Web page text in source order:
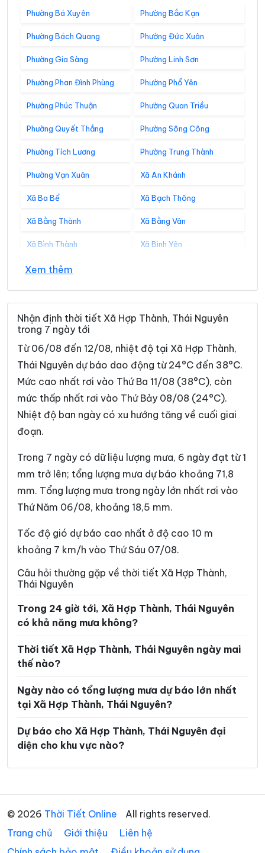
Phường Bá Xuyên Phường Bắc Kạn
Phường Bách Quang Phường Đức Xuân
Phường Gia Sàng Phường Linh Sơn
Phường Phan Đình Phùng Phường Phổ Yên
Phường Phúc Thuận Phường Quan Triều
Phường Quyết Thắng Phường Sông Công
Phường Tích Lương Phường Trung Thành
Phường Vạn Xuân Xã An Khánh
Xã Ba Bể Xã Bạch Thông
Xã Bằng Thành Xã Bằng Vân
Xã Bình Thành Xã Bình Yên
Xã Cẩm Giàng
Xã Chợ Đồn Xã Chợ Mới
Xã Chợ Rã Xã Côn Minh
Xã Cường Lợi
Xã Đại Từ Xã Dân Tiến
Xã Điềm Thụy Xã Định Hóa
Xã Đồng Hỷ Xã Đồng Phúc
Xã Đức Lương
Xã Kha Sơn Xã Kim Phượng
Xã La Bằng Xã La Hiên
Xã Lam Vỹ Xã Nà Phặc
Xã Nam Hòa Xã Ngân Sơn
Xã Nghĩa Tá Xã Nghiên Loan
Xã Nghinh Tường
Xã Phú Bình Xã Phú Đình
Xã Phú Lạc Xã Phú Lương
Xã Phú Thịnh
Xã Phượng Tiến Xã Quân Chu
Xã Quảng Bạch Xã Quang Sơn
Xã Sảng Mộc
Xã Thanh Mai
Xã Thanh Thịnh Xã Thượng Minh
Xem thêm
Nhận định thời tiết Xã Hợp Thành, Thái Nguyên
trong 7 ngày tới
Từ 06/08 đến 12/08, nhiệt độ tại Xã Hợp Thành,
Thái Nguyên dự báo dao động từ 24°C đến 38°C.
Mức cao nhất rơi vào Thứ Ba 11/08 (38°C), còn
mức thấp nhất rơi vào Thứ Bảy 08/08 (24°C).
Nhiệt độ ban ngày có xu hướng tăng về cuối giai
đoạn.
Trong 7 ngày có dữ liệu lượng mưa, 6 ngày đạt từ 1
mm trở lên; tổng lượng mưa dự báo khoảng 71,8
mm. Tổng lượng mưa trong ngày lớn nhất rơi vào
Thứ Năm 06/08, khoảng 18,5 mm.
Tốc độ gió dự báo cao nhất ở độ cao 10 m
khoảng 7 km/h vào Thứ Sáu 07/08.
Câu hỏi thường gặp về thời tiết Xã Hợp Thành,
Thái Nguyên
Trong 24 giờ tới, Xã Hợp Thành, Thái Nguyên
có khả năng mưa không?
Thời tiết Xã Hợp Thành, Thái Nguyên ngày mai
thế nào?
Ngày nào có tổng lượng mưa dự báo lớn nhất
tại Xã Hợp Thành, Thái Nguyên?
Dự báo cho Xã Hợp Thành, Thái Nguyên đại
diện cho khu vực nào?
© 2026 Thời Tiết Online
All rights reserved.
Trang chủ
Giới thiệu
Liên hệ